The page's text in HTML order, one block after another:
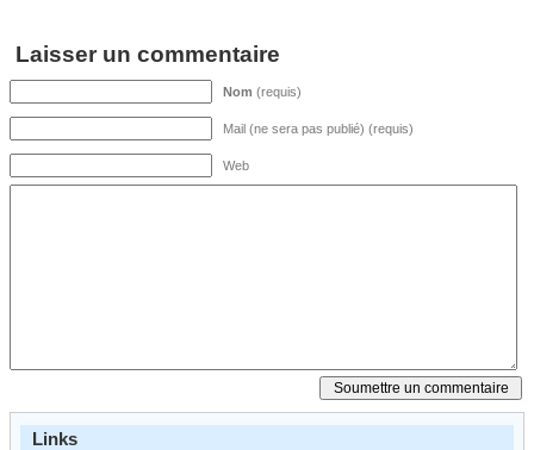
Laisser un commentaire
Nom (requis)
Mail (ne sera pas publié) (requis)
Web
Links